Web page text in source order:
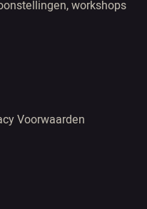
workshops
Voorwaarden